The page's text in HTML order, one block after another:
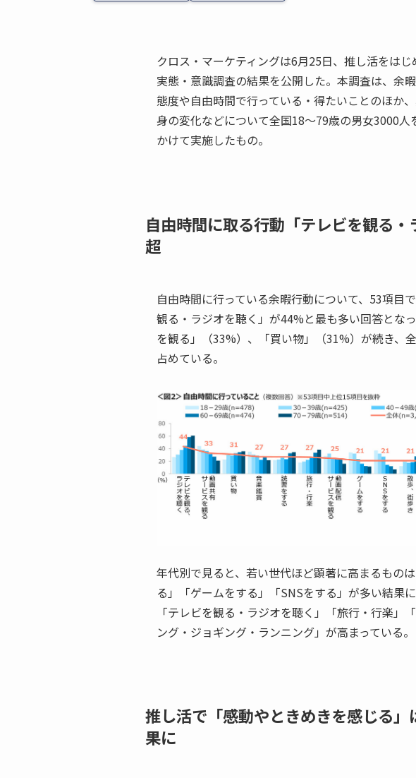
クロス・マーケティングは6月25日、推し活をは
実態・意識調査の結果を公開した。本調査は、余
態度や自由時間で行っている・得たいことのほか
身の変化などについて全国18～79歳の男女3000
かけて実施したもの。
自由時間に取る行動「テレビを観る
超
自由時間に行っている余暇行動について、53項目
観る・ラジオを聴く」が44%と最も多い回答とな
を観る」（33%）、「買い物」（31%）が続き、
占めている。
年代別で見ると、若い世代ほど顕著に高まるもの
る」「ゲームをする」「SNSをする」が多い結果
「テレビを観る・ラジオを聴く」「旅行・行楽」
ング・ジョギング・ランニング」が高まっている。
推し活で「感動やときめきを感じる
果に